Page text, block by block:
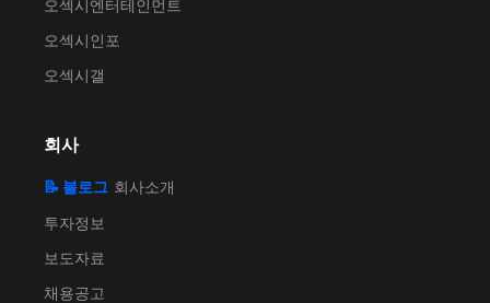
오섹시엔터테인먼트
오섹시인포
오섹시갤
회사
📝 블로그 회사소개
투자정보
보도자료
채용공고